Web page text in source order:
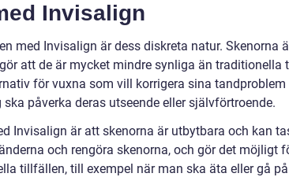
Invisalign
med Invisalign är dess diskreta natur. Skenorna
att de är mycket mindre synliga än traditionella
för vuxna som vill korrigera sina
påverka deras utseende eller självförtroende.
Invisalign är att skenorna är utbytbara och kan
och rengöra skenorna, och gör det möjligt
tillfällen, till exempel när man ska äta eller gå